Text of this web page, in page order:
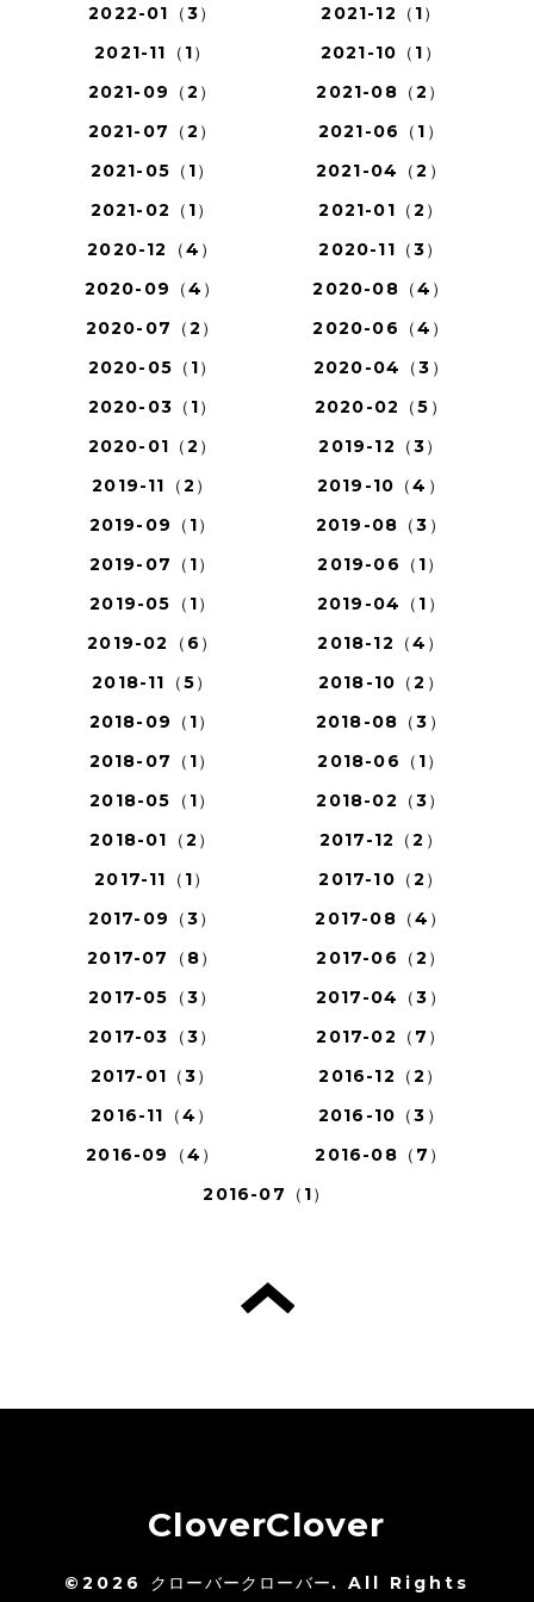
2022-01（3）
2021-12（1）
2021-11（1）
2021-10（1）
2021-09（2）
2021-08（2）
2021-07（2）
2021-06（1）
2021-05（1）
2021-04（2）
2021-02（1）
2021-01（2）
2020-12（4）
2020-11（3）
2020-09（4）
2020-08（4）
2020-07（2）
2020-06（4）
2020-05（1）
2020-04（3）
2020-03（1）
2020-02（5）
2020-01（2）
2019-12（3）
2019-11（2）
2019-10（4）
2019-09（1）
2019-08（3）
2019-07（1）
2019-06（1）
2019-05（1）
2019-04（1）
2019-02（6）
2018-12（4）
2018-11（5）
2018-10（2）
2018-09（1）
2018-08（3）
2018-07（1）
2018-06（1）
2018-05（1）
2018-02（3）
2018-01（2）
2017-12（2）
2017-11（1）
2017-10（2）
2017-09（3）
2017-08（4）
2017-07（8）
2017-06（2）
2017-05（3）
2017-04（3）
2017-03（3）
2017-02（7）
2017-01（3）
2016-12（2）
2016-11（4）
2016-10（3）
2016-09（4）
2016-08（7）
2016-07（1）
CloverClover
©2026 クローバークローバー. All Rights